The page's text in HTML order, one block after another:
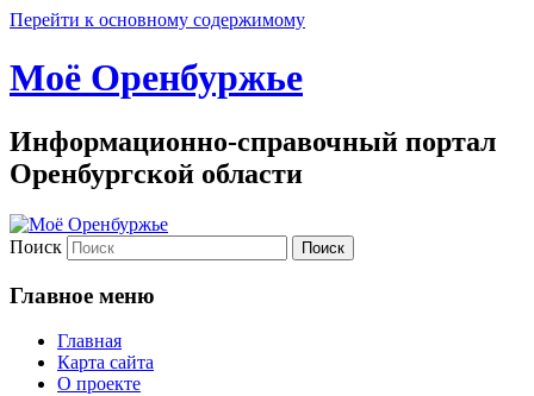
Перейти к основному содержимому
Моё Оренбуржье
Информационно-справочный портал
Оренбургской области
Поиск
Главное меню
Главная
Карта сайта
О проекте